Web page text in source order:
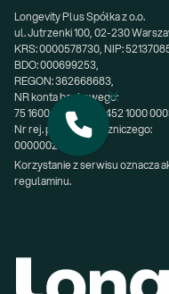
Longevity Plus Spółka z o.o.
ul. Jutrzenki 100, 02-230
KRS: 0000578730, NIP:
BDO: 000699253,
REGON: 362668683,
NR konta bankowego:
75 1600 0003 1741 2452 1000
Nr rej. podmiotu leczniczego:
000000200611.
Korzystanie z serwisu oznacza
regulaminu.